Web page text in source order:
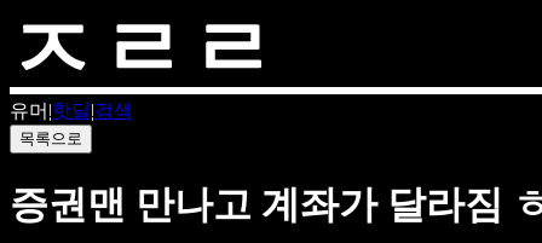
유머 |핫딜|검색
목록으로
증권맨 만나고 계좌가 달라짐